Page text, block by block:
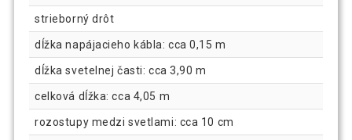
strieborný drôt
dĺžka napájacieho kábla: cca 0,15 m
dĺžka svetelnej časti: cca 3,90 m
celková dĺžka: cca 4,05 m
rozostupy medzi svetlami: cca 10 cm